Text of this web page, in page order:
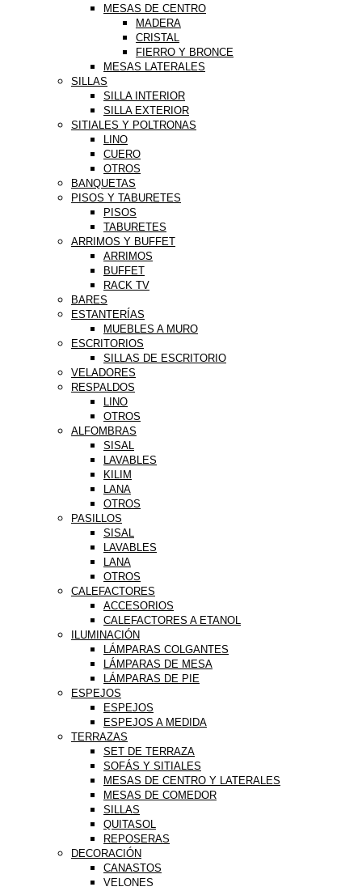
MESAS DE CENTRO
MADERA
CRISTAL
FIERRO Y BRONCE
MESAS LATERALES
SILLAS
SILLA INTERIOR
SILLA EXTERIOR
SITIALES Y POLTRONAS
LINO
CUERO
OTROS
BANQUETAS
PISOS Y TABURETES
PISOS
TABURETES
ARRIMOS Y BUFFET
ARRIMOS
BUFFET
RACK TV
BARES
ESTANTERÍAS
MUEBLES A MURO
ESCRITORIOS
SILLAS DE ESCRITORIO
VELADORES
RESPALDOS
LINO
OTROS
ALFOMBRAS
SISAL
LAVABLES
KILIM
LANA
OTROS
PASILLOS
SISAL
LAVABLES
LANA
OTROS
CALEFACTORES
ACCESORIOS
CALEFACTORES A ETANOL
ILUMINACIÓN
LÁMPARAS COLGANTES
LÁMPARAS DE MESA
LÁMPARAS DE PIE
ESPEJOS
ESPEJOS
ESPEJOS A MEDIDA
TERRAZAS
SET DE TERRAZA
SOFÁS Y SITIALES
MESAS DE CENTRO Y LATERALES
MESAS DE COMEDOR
SILLAS
QUITASOL
REPOSERAS
DECORACIÓN
CANASTOS
VELONES